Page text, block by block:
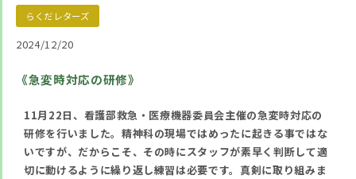
らくだレターズ
2024/12/20
《急変時対応の研修》
11月22日、看護部救急・医療機器委員会主催の急変時対応の
研修を行いました。精神科の現場ではめったに起きる事ではな
いですが、だからこそ、その時にスタッフが素早く判断して適
切に動けるように繰り返し練習は必要です。真剣に取り組みま